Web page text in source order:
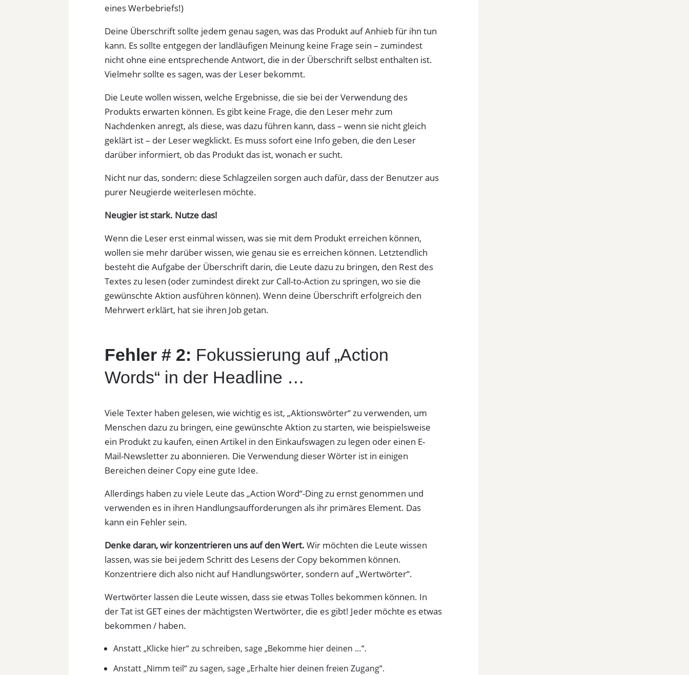
eines Werbebriefs!)
Deine Überschrift sollte jedem genau sagen, was das Produkt auf Anhieb für ihn tun
kann. Es sollte entgegen der landläufigen Meinung keine Frage sein – zumindest
nicht ohne eine entsprechende Antwort, die in der Überschrift selbst enthalten ist.
Vielmehr sollte es sagen, was der Leser bekommt.
Die Leute wollen wissen, welche Ergebnisse, die sie bei der Verwendung des
Produkts erwarten können. Es gibt keine Frage, die den Leser mehr zum
Nachdenken anregt, als diese, was dazu führen kann, dass – wenn sie nicht gleich
geklärt ist – der Leser wegklickt. Es muss sofort eine Info geben, die den Leser
darüber informiert, ob das Produkt das ist, wonach er sucht.
Nicht nur das, sondern: diese Schlagzeilen sorgen auch dafür, dass der Benutzer aus
purer Neugierde weiterlesen möchte.
Neugier ist stark. Nutze das!
Wenn die Leser erst einmal wissen, was sie mit dem Produkt erreichen können,
wollen sie mehr darüber wissen, wie genau sie es erreichen können. Letztendlich
besteht die Aufgabe der Überschrift darin, die Leute dazu zu bringen, den Rest des
Textes zu lesen (oder zumindest direkt zur Call-to-Action zu springen, wo sie die
gewünschte Aktion ausführen können). Wenn deine Überschrift erfolgreich den
Mehrwert erklärt, hat sie ihren Job getan.
Fehler # 2: Fokussierung auf „Action
Words“ in der Headline …
Viele Texter haben gelesen, wie wichtig es ist, „Aktionswörter“ zu verwenden, um
Menschen dazu zu bringen, eine gewünschte Aktion zu starten, wie beispielsweise
ein Produkt zu kaufen, einen Artikel in den Einkaufswagen zu legen oder einen E-
Mail-Newsletter zu abonnieren. Die Verwendung dieser Wörter ist in einigen
Bereichen deiner Copy eine gute Idee.
Allerdings haben zu viele Leute das „Action Word“-Ding zu ernst genommen und
verwenden es in ihren Handlungsaufforderungen als ihr primäres Element. Das
kann ein Fehler sein.
Denke daran, wir konzentrieren uns auf den Wert.Wir möchten die Leute wissen
lassen, was sie bei jedem Schritt des Lesens der Copy bekommen können.
Konzentriere dich also nicht auf Handlungswörter, sondern auf „Wertwörter“.
Wertwörter lassen die Leute wissen, dass sie etwas Tolles bekommen können. In
der Tat ist GET eines der mächtigsten Wertwörter, die es gibt! Jeder möchte es etwas
bekommen / haben.
Anstatt „Klicke hier“ zu schreiben, sage „Bekomme hier deinen …“.
Anstatt „Nimm teil“ zu sagen, sage „Erhalte hier deinen freien Zugang“.